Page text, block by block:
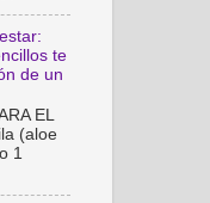
te
de un
EL
(aloe
1